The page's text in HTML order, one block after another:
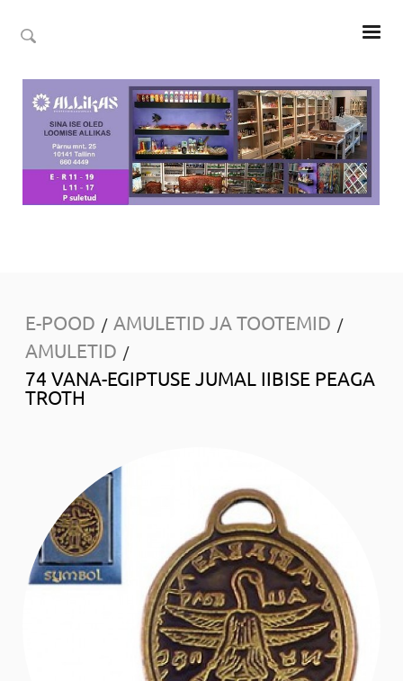
E-POOD / AMULETID JA TOOTEMID /
AMULETID /
74 VANA-EGIPTUSE JUMAL IIBISE PEAGA
TROTH